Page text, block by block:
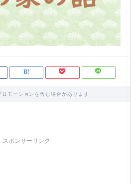
ロモーションを含む場合があります
スポンサーリンク